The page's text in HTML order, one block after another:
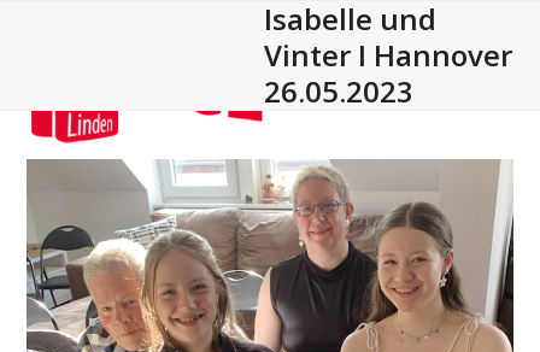
Isabelle und
Vinter I Hannover
26.05.2023